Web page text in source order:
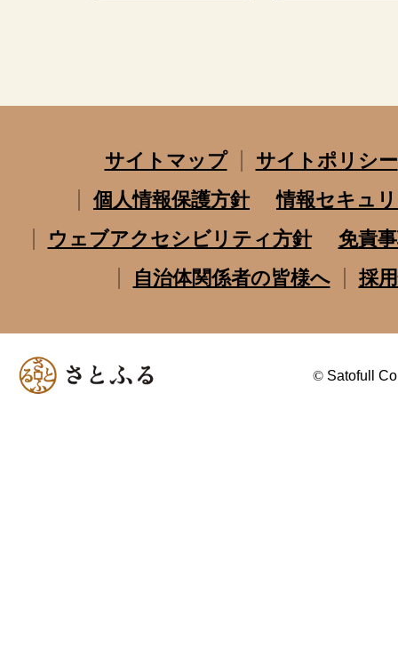
サイトマップ
サイトポリシー
個人情報保護方針
情報セキュ
ウェブアクセシビリティ方針
免責
自治体関係者の皆様へ
採
© Satofull